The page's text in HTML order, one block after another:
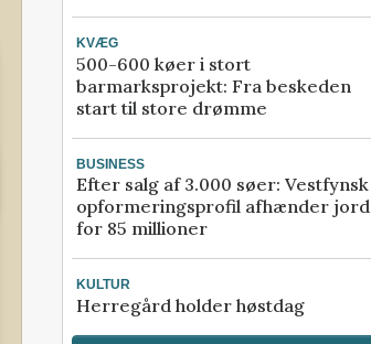
KVÆG
500-600 køer i stort
barmarksprojekt: Fra beskeden
start til store drømme
BUSINESS
Efter salg af 3.000 søer: Vestfynsk
opformeringsprofil afhænder jord
for 85 millioner
KULTUR
Herregård holder høstdag